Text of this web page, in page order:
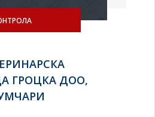
ГРОЦКА ДОО,